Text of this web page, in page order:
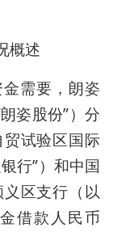
概述
需要，朗姿
姿股份”）分
试验区国际
行”）和中国
区支行（以
借款人民币